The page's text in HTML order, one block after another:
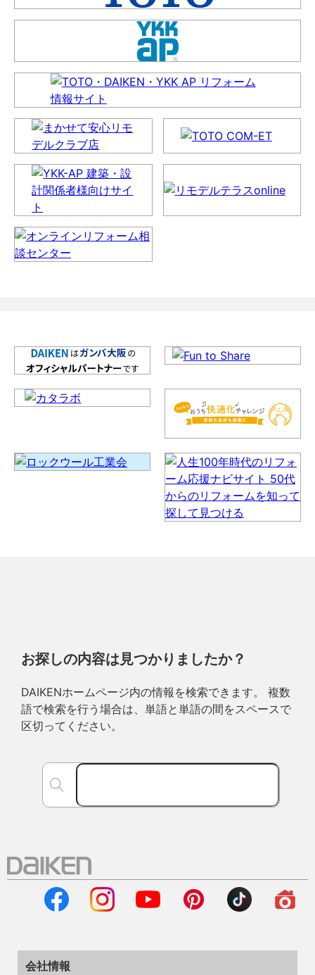
お探しの内容は見つかりましたか？
DAIKENホームページ内の情報を検索できます。 複数
語で検索を行う場合は、単語と単語の間をスペースで
区切ってください。
会社情報